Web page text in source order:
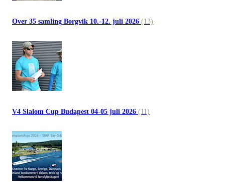
Over 35 samling Borgvik 10.-12. juli 2026 (13)
V4 Slalom Cup Budapest 04-05 juli 2026 (11)